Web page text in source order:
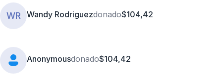
WR Wandy Rodriguezdonado$104,42
Anonymousdonado$104,42